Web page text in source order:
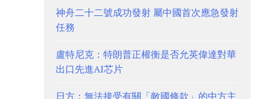
神舟二十二號成功發射 屬中國首次應急發射
任務
盧特尼克：特朗普正權衡是否允英偉達對華
出口先進AI芯片
日方：無法接受有關「敵國條款」的中方主